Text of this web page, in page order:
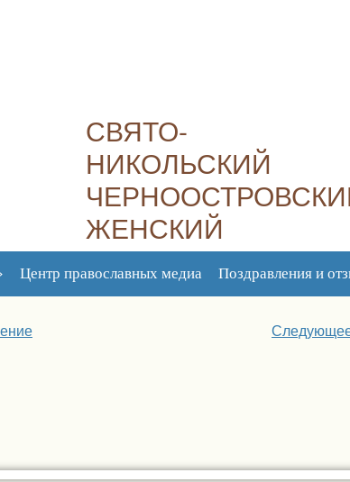
СВЯТО-
НИКОЛЬСКИЙ
ЖЕНСКИЙ
МОНАСТЫРЬ
Центр православных медиа Поздравления и